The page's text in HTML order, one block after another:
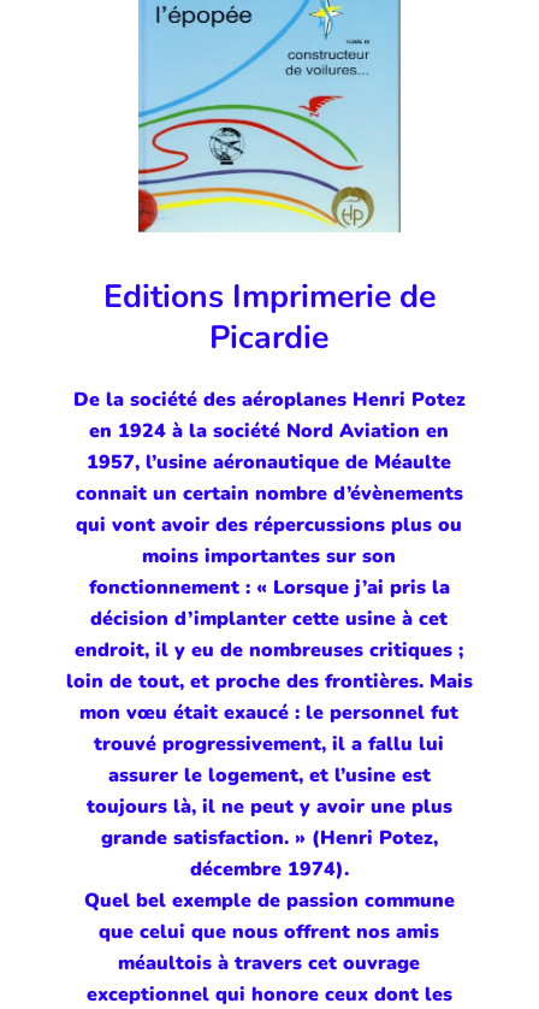
Editions Imprimerie de
Picardie
De la société des aéroplanes Henri Potez
en 1924 à la société Nord Aviation en
1957, l’usine aéronautique de Méaulte
connait un certain nombre d’évènements
qui vont avoir des répercussions plus ou
moins importantes sur son
fonctionnement : « Lorsque j’ai pris la
décision d’implanter cette usine à cet
endroit, il y eu de nombreuses critiques ;
loin de tout, et proche des frontières. Mais
mon vœu était exaucé : le personnel fut
trouvé progressivement, il a fallu lui
assurer le logement, et l’usine est
toujours là, il ne peut y avoir une plus
grande satisfaction. » (Henri Potez,
décembre 1974).
Quel bel exemple de passion commune
que celui que nous offrent nos amis
méaultois à travers cet ouvrage
exceptionnel qui honore ceux dont les